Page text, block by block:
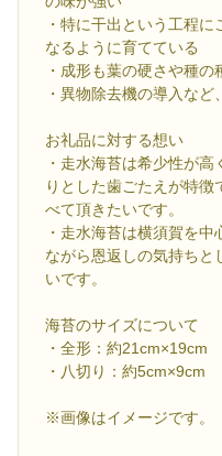
・特に干出という工程
なるように育てている
・成形も葉の硬さや種の
・異物除去機の導入な
お礼品に対する想い
・走水海苔は希少性が
りとした歯ごたえが特
べて頂きたいです。
・走水海苔は横須賀を
ながら恩返しの気持ちと
いです。
海苔のサイズについて
・全形：約21cm×19cm
・八切り：約5cm×9cm
※画像はイメージです。